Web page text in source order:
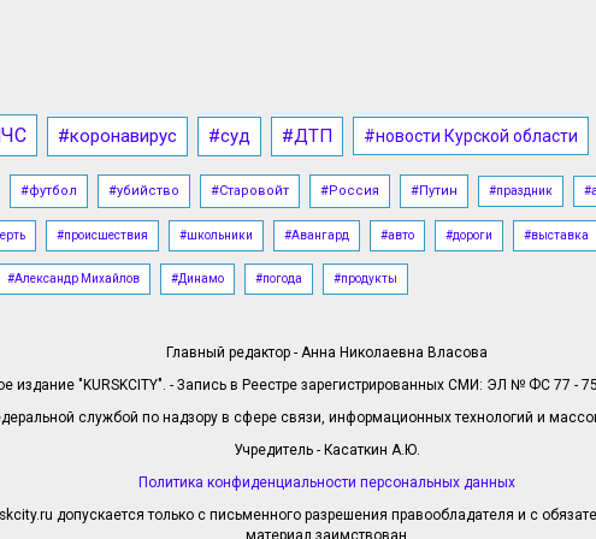
#коронавирус #суд #ДТП #новости Курской области
#футбол #убийство #Старовойт #Россия #Путин #праздник
#происшествия #школьники #Авангард #авто #дороги #выставка
#Александр Михайлов #Динамо #погода #продукты
Главный редактор - Анна Николаевна Власова
издание "KURSKCITY". - Запись в Реестре зарегистрированных СМИ: ЭЛ № ФС 77 -
службой по надзору в сфере связи, информационных технологий и
Учредитель - Касаткин А.Ю.
Политика конфиденциальности персональных данных
допускается только с письменного разрешения правообладателя и с
материал заимствован